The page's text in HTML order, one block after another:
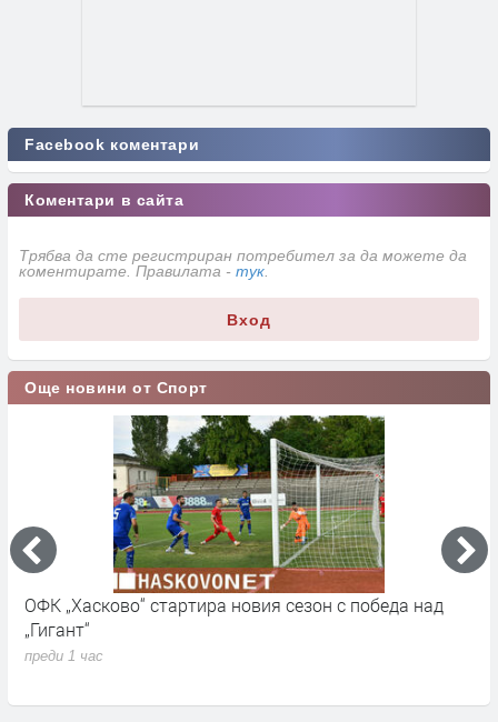
Facebook коментари
Коментари в сайта
Трябва да сте регистриран потребител за да можете да
коментирате. Правилата - тук
Вход
Още новини от Спорт
Позиция на Муса Чолак: Арестът ми е по сценарий,
искам проверка за 3,3 млн. лева в община
Минерални бани